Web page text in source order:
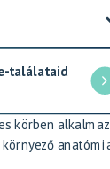
találataid
körben